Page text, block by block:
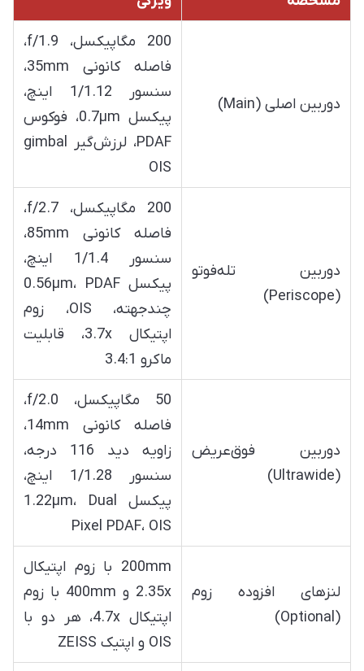
دوربین اصلی (Main)
200 مگاپیکسل، f/1.9،
فاصله کانونی 35mm،
سنسور 1/1.12 اینچ،
پیکسل 0.7µm، فوکوس
PDAF، لرزش‌گیر gimbal
OIS
دوربین تله‌فوتو
(Periscope)
200 مگاپیکسل، f/2.7،
فاصله کانونی 85mm،
سنسور 1/1.4 اینچ،
پیکسل 0.56µm، PDAF
چندجهته، OIS، زوم
اپتیکال 3.7x، قابلیت
ماکرو 3.4:1
دوربین فوق‌عریض
(Ultrawide)
50 مگاپیکسل، f/2.0،
فاصله کانونی 14mm،
زاویه دید 116 درجه،
سنسور 1/1.28 اینچ،
پیکسل 1.22µm، Dual
Pixel PDAF، OIS
لنزهای افزوده زوم
(Optional)
200mm با زوم اپتیکال
2.35x و 400mm با زوم
اپتیکال 4.7x، هر دو با
OIS و اپتیک ZEISS